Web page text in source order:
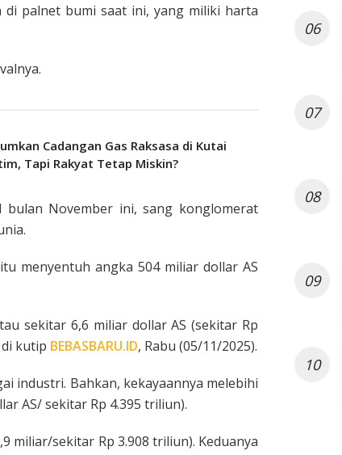
palnet bumi saat ini, yang miliki harta
Cadangan Gas Raksasa di Kutai
Tapi Rakyat Tetap Miskin?
bulan November ini, sang konglomerat
menyentuh angka 504 miliar dollar AS
sekitar 6,6 miliar dollar AS (sekitar Rp
kutip BEBASBARU.ID, Rabu (05/11/2025).
industri. Bahkan, kekayaannya melebihi
AS/ sekitar Rp 4.395 triliun).
miliar/sekitar Rp 3.908 triliun). Keduanya